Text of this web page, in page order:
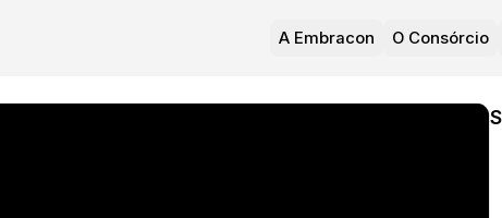
A Embracon O Consórcio